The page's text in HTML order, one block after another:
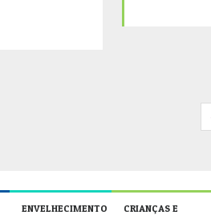
ENVELHECIMENTO
CRIANÇAS E